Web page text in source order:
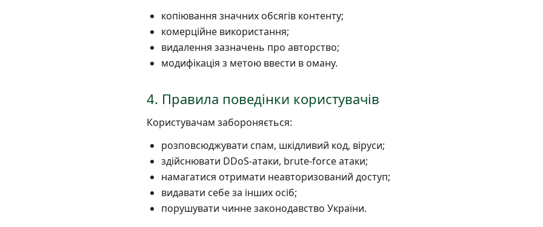
копіювання значних обсягів контенту;
комерційне використання;
видалення зазначень про авторство;
модифікація з метою ввести в оману.
4. Правила поведінки користувачів
Користувачам забороняється:
розповсюджувати спам, шкідливий код, віруси;
здійснювати DDoS-атаки, brute-force атаки;
намагатися отримати неавторизований доступ;
видавати себе за інших осіб;
порушувати чинне законодавство України.